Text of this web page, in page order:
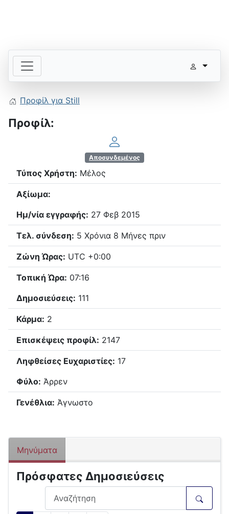
Προφίλ για Still
Προφίλ:
Αποσυνδεμένος
Τύπος Χρήστη: Μέλος
Αξίωμα:
Ημ/νία εγγραφής: 27 Φεβ 2015
Τελ. σύνδεση: 5 Χρόνια 8 Μήνες πριν
Ζώνη Ώρας: UTC +0:00
Τοπική Ώρα: 07:16
Δημοσιεύσεις: 111
Κάρμα: 2
Επισκέψεις προφίλ: 2147
Ληφθείσες Ευχαριστίες: 17
Φύλο: Άρρεν
Γενέθλια: Άγνωστο
Μηνύματα
Πρόσφατες Δημοσιεύσεις